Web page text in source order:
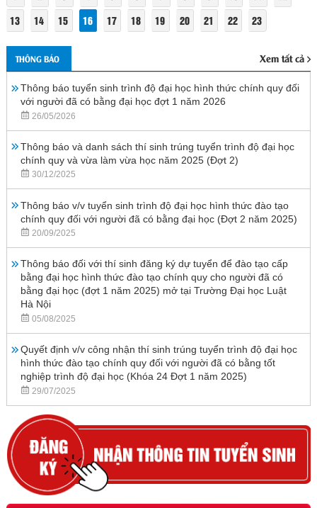
13
14 15 16 17 18 19 20 21 22 23
THÔNG BÁO Xem tất cả
Thông báo tuyển sinh trình độ đại học hình thức chính quy đối
với người đã có bằng đại học đợt 1 năm 2026
26/05/2026
Thông báo và danh sách thí sinh trúng tuyển trình độ đại học
chính quy và vừa làm vừa học năm 2025 (Đợt 2)
30/12/2025
Thông báo v/v tuyển sinh trình độ đại học hình thức đào tạo
chính quy đối với người đã có bằng đại học (Đợt 2 năm 2025)
20/09/2025
Thông báo đối với thí sinh đăng ký dự tuyển để đào tạo cấp
bằng đại học hình thức đào tạo chính quy cho người đã có
bằng đại học (đợt 1 năm 2025) mở tại Trường Đại học Luật
Hà Nội
05/08/2025
Quyết định v/v công nhận thí sinh trúng tuyển trình độ đại học
hình thức đào tạo chính quy đối với người đã có bằng tốt
nghiệp trình độ đại học (Khóa 24 Đợt 1 năm 2025)
29/07/2025